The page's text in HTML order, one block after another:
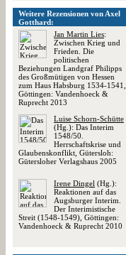
Weitere Rezensionen von Axel
Gotthard:
Jan Martin Lies:
Zwischen Krieg und
Frieden. Die
politischen
Beziehungen Landgraf Philipps
des Großmütigen von Hessen
zum Haus Habsburg 1534-1541,
Göttingen: Vandenhoeck &
Ruprecht 2013
Luise Schorn-Schütte
(Hg.): Das Interim
1548/50.
Herrschaftskrise und
Glaubenskonflikt, Gütersloh:
Gütersloher Verlagshaus 2005
Irene Dingel (Hg.):
Reaktionen auf das
Augsburger Interim.
Der Interimistische
Streit (1548-1549), Göttingen:
Vandenhoeck & Ruprecht 2010